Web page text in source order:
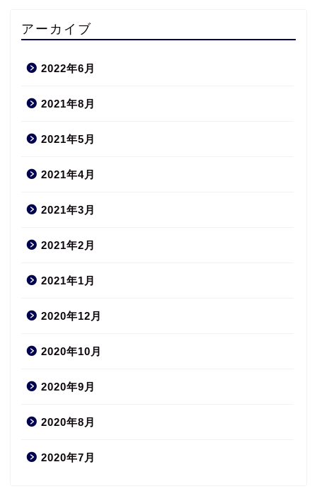
アーカイブ
2022年6月
2021年8月
2021年5月
2021年4月
2021年3月
2021年2月
2021年1月
2020年12月
2020年10月
2020年9月
2020年8月
2020年7月